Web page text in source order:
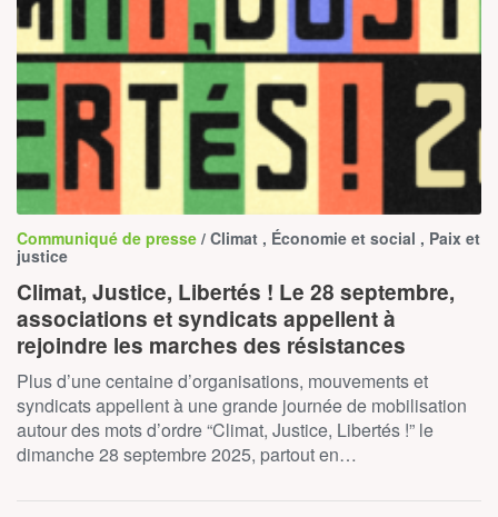
Communiqué de presse / Climat , Économie et social , Paix et
justice
Climat, Justice, Libertés ! Le 28 septembre,
associations et syndicats appellent à
rejoindre les marches des résistances
Plus d’une centaine d’organisations, mouvements et
syndicats appellent à une grande journée de mobilisation
autour des mots d’ordre “Climat, Justice, Libertés !” le
dimanche 28 septembre 2025, partout en…